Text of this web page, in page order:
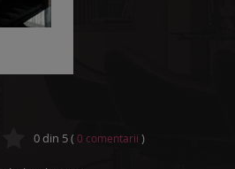
0din 5( 0 comentarii )